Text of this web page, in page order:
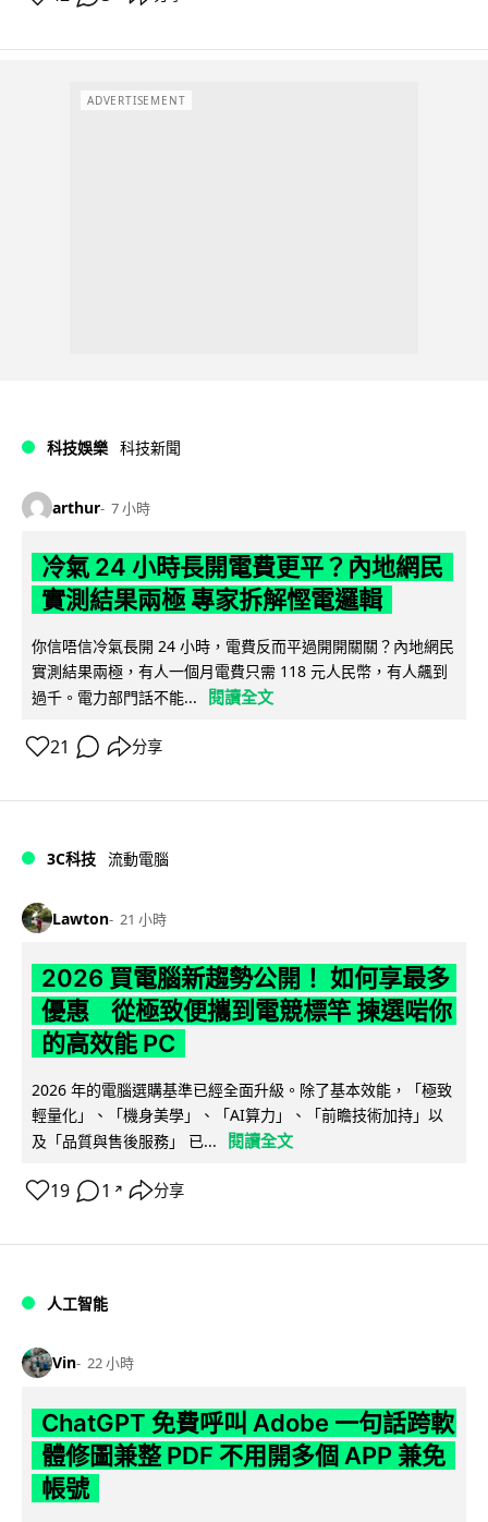
ADVERTISEMENT
科技娛樂 科技新聞
arthur 7 小時
冷氣 24 小時長開電費更平？內地網民
實測結果兩極 專家拆解慳電邏輯
你信唔信冷氣長開 24 小時，電費反而平過開開關關？內地網民
實測結果兩極，有人一個月電費只需 118 元人民幣，有人飆到
過千。電力部門話不能...
閱讀全文
21 分享
3C科技 流動電腦
Lawton 21 小時
2026 買電腦新趨勢公開！ 如何享最多
優惠 從極致便攜到電競標竿 揀選啱你
的高效能 PC
2026 年的電腦選購基準已經全面升級。除了基本效能，「極致
輕量化」、「機身美學」、「AI算力」、「前瞻技術加持」以
及「品質與售後服務」 已...
閱讀全文
19 1 ↗ 分享
人工智能
Vin 22 小時
ChatGPT 免費呼叫 Adobe 一句話跨軟
體修圖兼整 PDF 不用開多個 APP 兼免
帳號